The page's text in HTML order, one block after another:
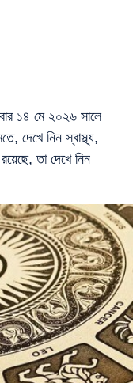
১৪ মে ২০২৬ সালে
দেখে নিন স্বাস্থ্য,
তা দেখে নিন